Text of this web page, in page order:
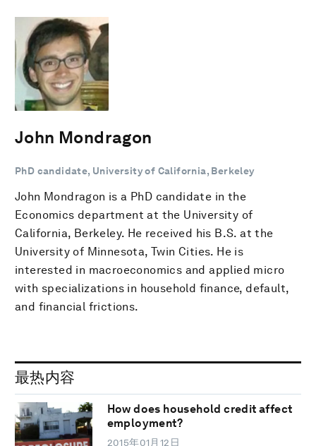
John Mondragon
PhD candidate, University of California, Berkeley
John Mondragon is a PhD candidate in the
Economics department at the University of
California, Berkeley. He received his B.S. at the
University of Minnesota, Twin Cities. He is
interested in macroeconomics and applied micro
with specializations in household finance, default,
and financial frictions.
最热内容
How does household credit affect
employment?
2015年01月12日